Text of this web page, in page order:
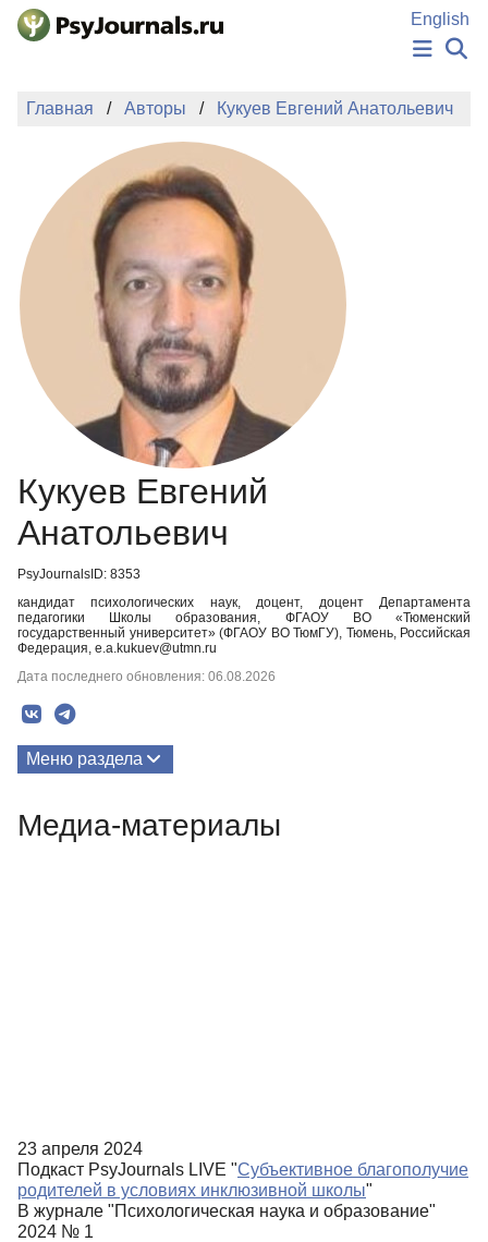
Перейти к основному содержанию
English
НОВОСТИ
АВТОРЫ
ПОДАТЬ РУКОПИСЬ
БАЗА ЗНАНИЙ
КЛЮЧЕВЫЕ СЛОВА
Регистрация
Главная Авторы Кукуев Евгений Анатольевич
Кукуев Евгений
Анатольевич
PsyJournalsID: 8353
кандидат психологических наук, доцент, доцент Департамента
педагогики Школы образования, ФГАОУ ВО «Тюменский
государственный университет» (ФГАОУ ВО ТюмГУ), Тюмень, Российская
Федерация, e.a.kukuev@utmn.ru
Дата последнего обновления: 06.08.2026
Меню раздела
Медиа-материалы
Медиа-материалы
23 апреля 2024
Подкаст PsyJournals LIVE "Субъективное благополучие
родителей в условиях инклюзивной школы"
В журнале "Психологическая наука и образование"
2024 № 1